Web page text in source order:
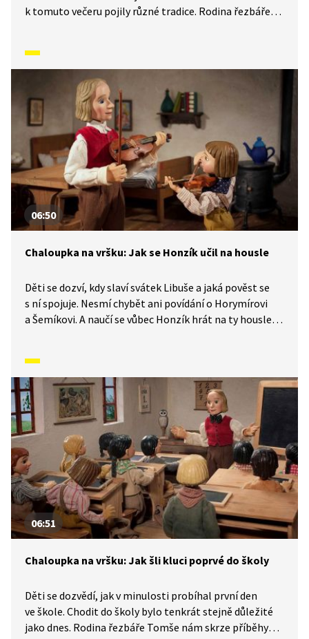
k tomuto večeru pojily různé tradice. Rodina řezbáře
skromné, ale veselé životy v souladu s přírodou. Video
inspirované lidovými zvyky a písněmi navazuje
na poetiku klasických Trnkových filmů.
06:50
Chaloupka na vršku: Jak se Honzík učil na housle
Děti se dozví, kdy slaví svátek Libuše a jaká pověst se
s ní spojuje. Nesmí chybět ani povídání o Horymírovi
a Šemíkovi. A naučí se vůbec Honzík hrát na ty housle?
předkové žili na vsi skromné, ale veselé životy
v souladu s přírodou. Video inspirované lidovými zvyky
a písněmi navazuje na poetiku klasických Trnkových
filmů.
06:51
Chaloupka na vršku: Jak šli kluci poprvé do školy
Děti se dozvědí, jak v minulosti probíhal první den
ve škole. Chodit do školy bylo tenkrát stejně důležité
jako dnes. Rodina řezbáře Tomše nám skrze příběhy